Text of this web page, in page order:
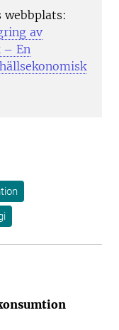
webbplats:
av
– En